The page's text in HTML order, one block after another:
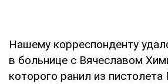
Нашему корреспонденту
в больнице с Вячеславом
которого ранил из